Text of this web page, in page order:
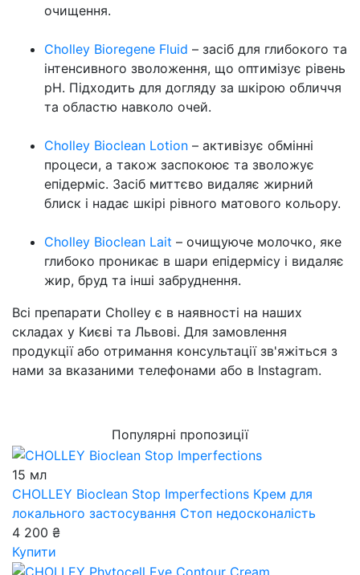
очищення.
Cholley Bioregene Fluid – засіб для глибокого та
інтенсивного зволоження, що оптимізує рівень
pH. Підходить для догляду за шкірою обличчя
та областю навколо очей.
Cholley Bioclean Lotion – активізує обмінні
процеси, а також заспокоює та зволожує
епідерміс. Засіб миттєво видаляє жирний
блиск і надає шкірі рівного матового кольору.
Cholley Bioclean Lait – очищуюче молочко, яке
глибоко проникає в шари епідермісу і видаляє
жир, бруд та інші забруднення.
Всі препарати Cholley є в наявності на наших
складах у Києві та Львові. Для замовлення
продукції або отримання консультації зв'яжіться з
нами за вказаними телефонами або в Instagram.
Популярні пропозиції
15 мл
CHOLLEY Bioclean Stop Imperfections Крем для
локального застосування Стоп недосконалість
4 200 ₴
Купити